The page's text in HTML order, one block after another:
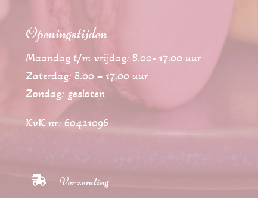
Openingstijden
Maandag t/m vrijdag: 8.00- 17.00 uur
Zaterdag: 8.00 – 17.00 uur
Zondag: gesloten
KvK nr: 60421096
 Verzending